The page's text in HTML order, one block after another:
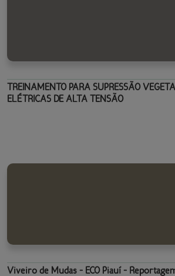
TREINAMENTO PARA SUPRESSÃO
ELÉTRICAS DE ALTA TENSÃO
Viveiro de Mudas - ECO Piauí -